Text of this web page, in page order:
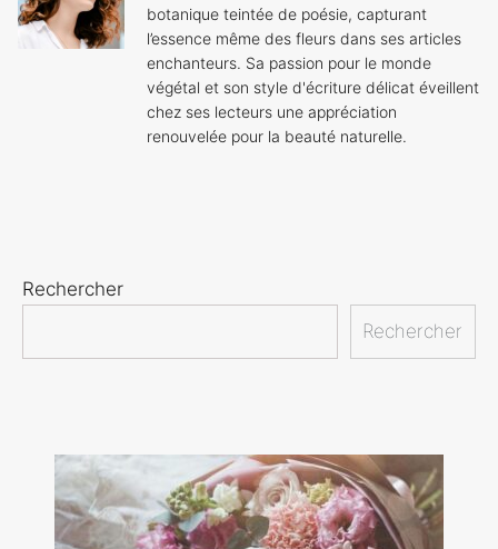
botanique teintée de poésie, capturant
l’essence même des fleurs dans ses articles
enchanteurs. Sa passion pour le monde
végétal et son style d'écriture délicat éveillent
chez ses lecteurs une appréciation
renouvelée pour la beauté naturelle.
Rechercher
Rechercher